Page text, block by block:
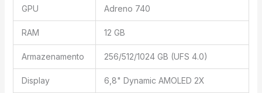
GPU Adreno 740
RAM 12 GB
Armazenamento 256/512/1024 GB (UFS 4.0)
Display 6,8" Dynamic AMOLED 2X